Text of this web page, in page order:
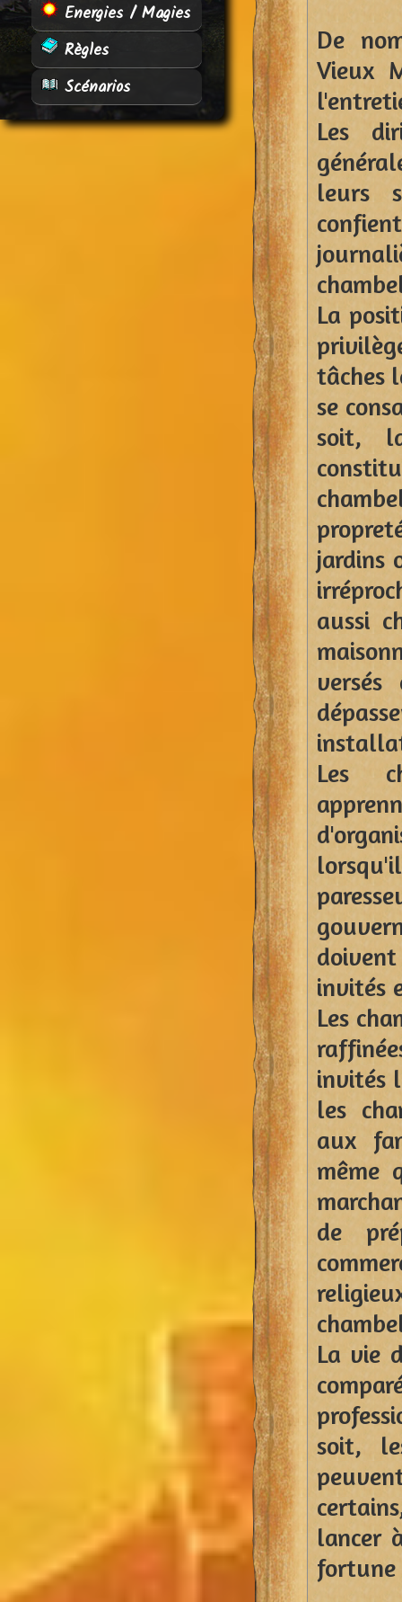
Energies / Magies
Règles
Scénarios
De
Vieux
Les
leurs
La
tâches
se
soit,
jardins
aussi
Les
invités
Les
invités
les
aux
même
de
La vie
soit,
lancer
fortune